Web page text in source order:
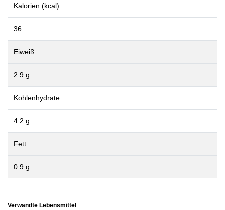
Kalorien (kcal)
36
Eiweiß:
2.9 g
Kohlenhydrate:
4.2 g
Fett:
0.9 g
Verwandte Lebensmittel